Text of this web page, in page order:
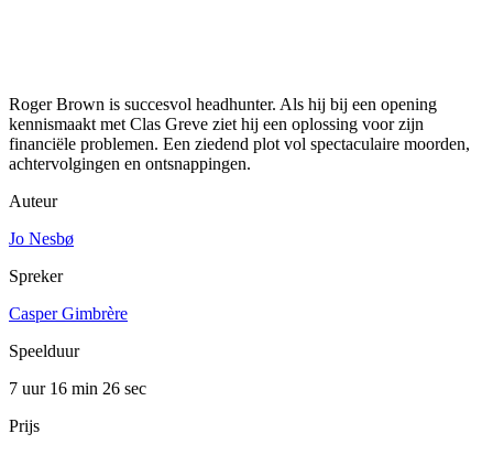
Roger Brown is succesvol headhunter. Als hij bij een opening
kennismaakt met Clas Greve ziet hij een oplossing voor zijn
financiële problemen. Een ziedend plot vol spectaculaire moorden,
achtervolgingen en ontsnappingen.
Auteur
Jo Nesbø
Spreker
Casper Gimbrère
Speelduur
7 uur 16 min 26 sec
Prijs